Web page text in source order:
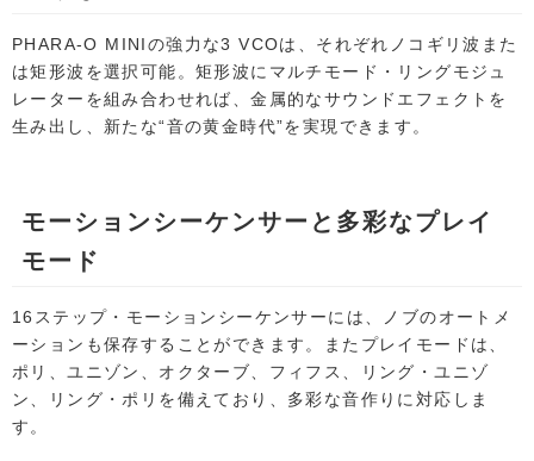
PHARA-O MINIの強力な3 VCOは、それぞれノコギリ波また
は矩形波を選択可能。矩形波にマルチモード・リングモジュ
レーターを組み合わせれば、金属的なサウンドエフェクトを
生み出し、新たな“音の黄金時代”を実現できます。
モーションシーケンサーと多彩なプレイ
モード
16ステップ・モーションシーケンサーには、ノブのオートメ
ーションも保存することができます。またプレイモードは、
ポリ、ユニゾン、オクターブ、フィフス、リング・ユニゾ
ン、リング・ポリを備えており、多彩な音作りに対応しま
す。